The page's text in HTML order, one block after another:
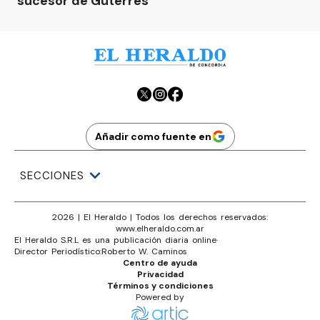
Añadir como fuente en
SECCIONES
2026 | El Heraldo | Todos los derechos reservados:
www.elheraldo.com.ar
El Heraldo S.R.L es una publicación diaria online·
Director Periodístico:Roberto W. Caminos
Términos y condiciones
Privacidad
Centro de ayuda
Powered by